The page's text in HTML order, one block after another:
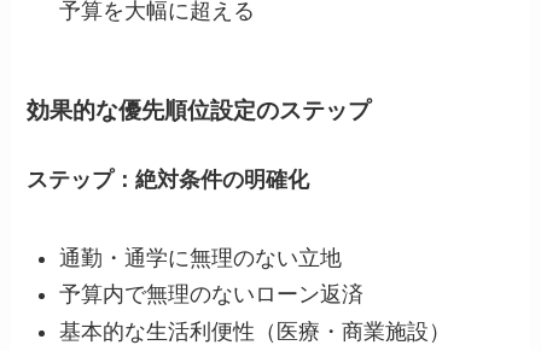
予算を大幅に超える
効果的な優先順位設定のステップ
ステップ：絶対条件の明確化
通勤・通学に無理のない立地
予算内で無理のないローン返済
基本的な生活利便性（医療・商業施設）